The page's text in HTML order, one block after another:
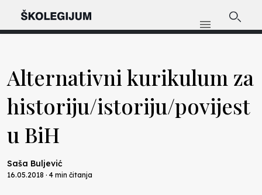
Alternativni kurikulum za
historiju/istoriju/povijest
u BiH
Saša Buljević
16.05.2018 · 4 min čitanja